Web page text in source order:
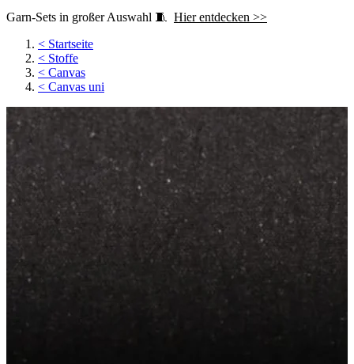
Garn-Sets in großer Auswahl 🧵 Hier entdecken >>
< Startseite
< Stoffe
< Canvas
< Canvas uni